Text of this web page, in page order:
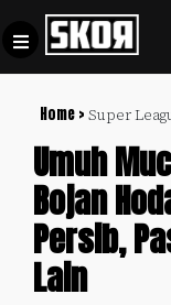
Home > Super
Umuh
Bojan
Persib,
Lain
Football +
Culture +
Sports
Update
Policy
Pedoman
Pemberitaan
Media
Siber